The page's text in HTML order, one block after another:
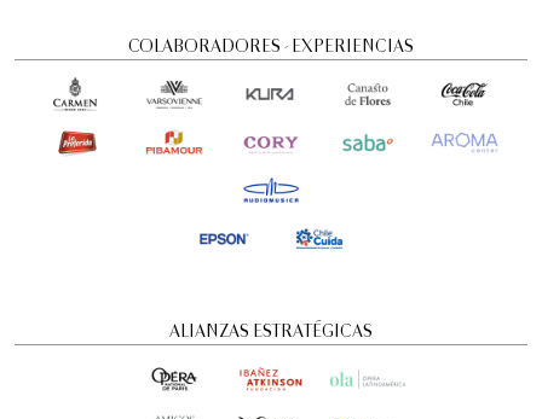
COLABORADORES - EXPERIENCIAS
ALIANZAS ESTRATÉGICAS